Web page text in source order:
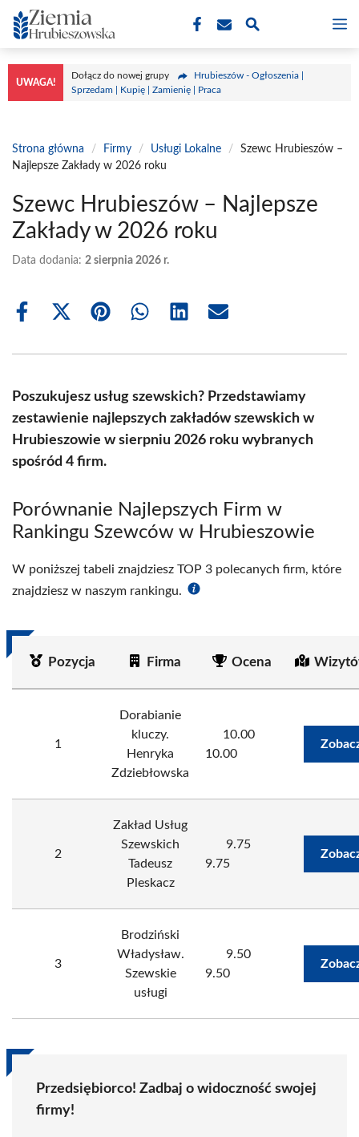
Przejdź
do
treści
UWAGA!
Dołącz do nowej grupy
Hrubieszów - Ogłoszenia |
Sprzedam | Kupię | Zamienię | Praca
Strona główna / Firmy / Usługi Lokalne /
Szewc Hrubieszów –
Najlepsze Zakłady w 2026 roku
Szewc Hrubieszów – Najlepsze
Zakłady w 2026 roku
Data dodania: 2 sierpnia 2026 r.
Share
Share
(Twitter)
Share Share Share Share
Poszukujesz usług szewskich? Przedstawiamy
zestawienie najlepszych zakładów szewskich w
Hrubieszowie w sierpniu 2026 roku wybranych
spośród 4 firm.
Porównanie Najlepszych Firm w
Rankingu Szewców w Hrubieszowie
W poniższej tabeli znajdziesz TOP 3 polecanych firm, które
znajdziesz w naszym rankingu.
Pozycja Firma Ocena
1
Dorabianie
kluczy.
Henryka
Zdziebłowska
10.00
10.00
2
Zakład Usług
Szewskich
Tadeusz
Pleskacz
9.75
9.75
3
Brodziński
Władysław.
Szewskie
usługi
9.50
9.50
Przedsiębiorco! Zadbaj o widoczność swojej
firmy!